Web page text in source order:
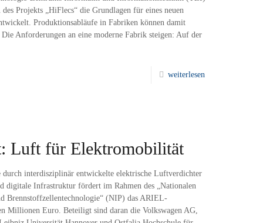
Projekts „HiFlecs“ die Grundlagen für eines neuen
Produktionsabläufe in Fabriken können damit
Anforderungen an eine moderne Fabrik steigen: Auf der
weiterlesen
Luft für Elektromobilität
interdisziplinär entwickelte elektrische Luftverdichter
digitale Infrastruktur fördert im Rahmen des „Nationalen
Brennstoffzellentechnologie“ (NIP) das ARIEL-
Millionen Euro. Beteiligt sind daran die Volkswagen AG,